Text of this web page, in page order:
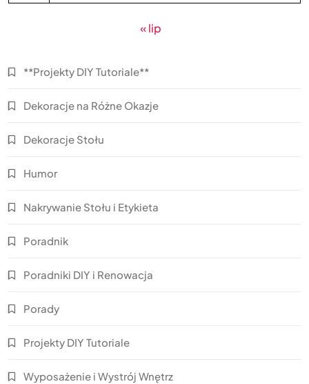
« lip
**Projekty DIY Tutoriale**
Dekoracje na Różne Okazje
Dekoracje Stołu
Humor
Nakrywanie Stołu i Etykieta
Poradnik
Poradniki DIY i Renowacja
Porady
Projekty DIY Tutoriale
Wyposażenie i Wystrój Wnętrz